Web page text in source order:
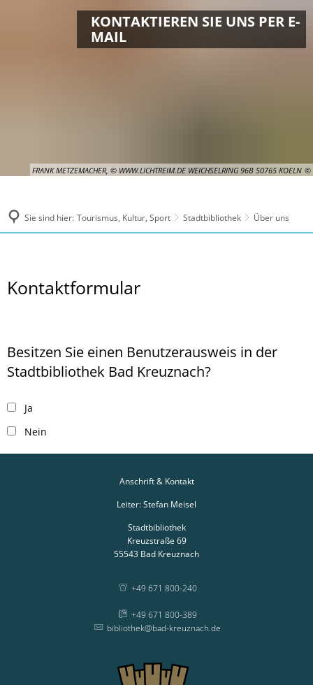
FRANK METZEMACHER, © WWW.LICHTREIM.DE WEICHSELRING 96B 50765 KOELN
KONTAKTIEREN SIE UNS PER E-
MAIL
Sie sind hier: Tourismus, Kultur, Sport Stadtbibliothek Über uns
BNR_ja_nein
Kontaktformular
Besitzen Sie einen Benutzerausweis in der
Stadtbibliothek Bad Kreuznach?
Ja
Nein
Anschrift & Kontakt
Leiter: Stefan Meisel
Stadtbibliothek
Kreuzstraße 69
55543 Bad Kreuznach
+49 671 800-240
+49 671 800-389
bibliothek@bad-kreuznach.de